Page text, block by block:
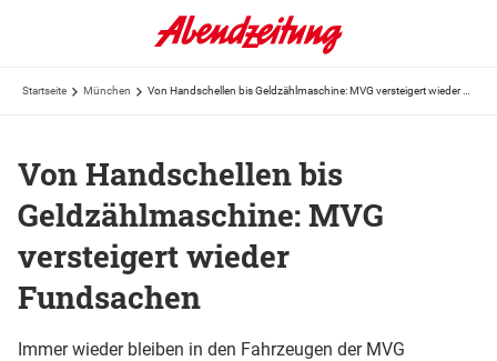
Startseite München
Von Handschellen bis
Geldzählmaschine: MVG
versteigert wieder
Fundsachen
Immer wieder bleiben in den Fahrzeugen der MVG